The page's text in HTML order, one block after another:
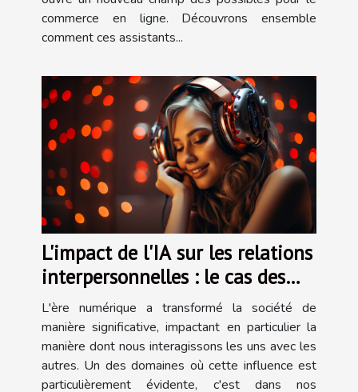
commerce en ligne. Découvrons ensemble
comment ces assistants...
L'impact de l'IA sur les relations
interpersonnelles : le cas des
applications de petites amies
virtuelles
L'ère numérique a transformé la société de
manière significative, impactant en particulier la
manière dont nous interagissons les uns avec les
autres. Un des domaines où cette influence est
particulièrement évidente, c'est dans nos